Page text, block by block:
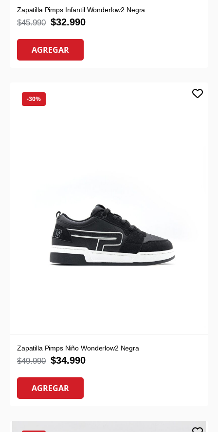
Zapatilla Pimps Infantil Wonderlow2 Negra
$45.990 $32.990
AGREGAR
-30%
Zapatilla Pimps Niño Wonderlow2 Negra
$49.990 $34.990
AGREGAR